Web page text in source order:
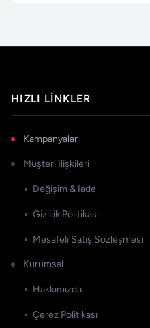
HIZLI LINKLER
Kampanyalar
Müşteri İlişkileri
Değişim & İade
Gizlilik Politikası
Mesafeli Satış Sözleşmesi
Kurumsal
Hakkımızda
Çerez Politikası